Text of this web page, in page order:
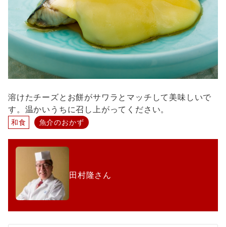
溶けたチーズとお餅がサワラとマッチして美味しいで
す。温かいうちに召し上がってください。
和食 魚介のおかず
田村隆さん